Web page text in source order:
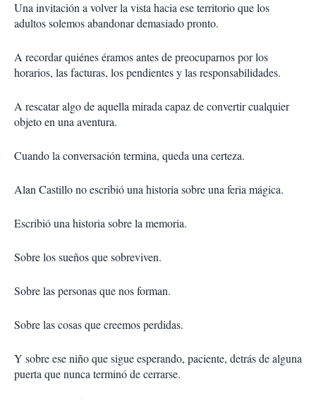
Una invitación a volver la vista hacia ese territorio que los
adultos solemos abandonar demasiado pronto.
A recordar quiénes éramos antes de preocuparnos por los
horarios, las facturas, los pendientes y las responsabilidades.
A rescatar algo de aquella mirada capaz de convertir cualquier
objeto en una aventura.
Cuando la conversación termina, queda una certeza.
Alan Castillo no escribió una historia sobre una feria mágica.
Escribió una historia sobre la memoria.
Sobre los sueños que sobreviven.
Sobre las personas que nos forman.
Sobre las cosas que creemos perdidas.
Y sobre ese niño que sigue esperando, paciente, detrás de alguna
puerta que nunca terminó de cerrarse.